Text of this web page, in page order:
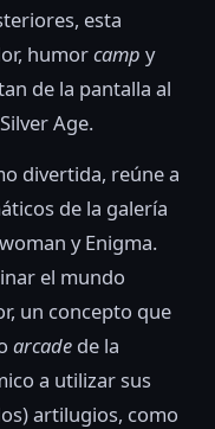
esta
humorcamp y
de la pantalla al
Age.
divertida, reúne a
de la galería
y Enigma.
el mundo
un concepto que
arcade de la
a utilizar sus
artilugios, como